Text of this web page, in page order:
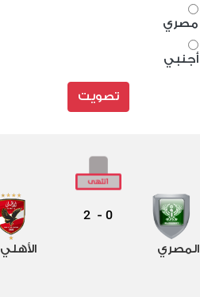
مصري
أجنبي
تصويت
المصري
0
-
2
الأهلي